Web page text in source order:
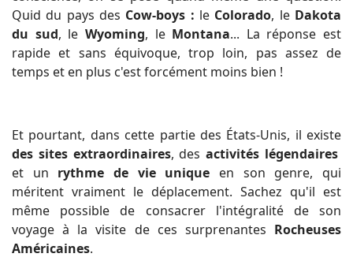
Quid du pays des Cow-boys : le Colorado, le Dakota
du sud, le Wyoming, leMontana... La réponse est
rapide et sans équivoque, trop loin, pas assez de
temps et en plus c'est forcément moins bien !
Et pourtant, dans cette partie des États-Unis, il existe
des sites extraordinaires, des activités légendaires
et un rythme de vie unique en son genre, qui
méritent vraiment le déplacement. Sachez qu'il est
même possible de consacrer l'intégralité de son
voyage à la visite de ces surprenantes Rocheuses
Américaines.